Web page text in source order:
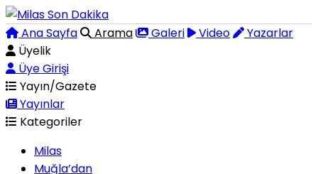
Ana Sayfa Arama Galeri Video
Yazarlar
Üyelik
Üye Girişi
Yayın/Gazete
Yayınlar
Kategoriler
Milas
Muğla’dan